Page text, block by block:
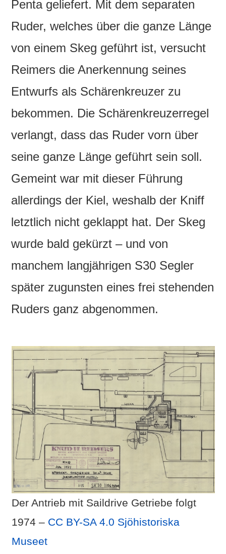
Penta geliefert. Mit dem separaten
Ruder, welches über die ganze Länge
von einem Skeg geführt ist, versucht
Reimers die Anerkennung seines
Entwurfs als Schärenkreuzer zu
bekommen. Die Schärenkreuzerregel
verlangt, dass das Ruder vorn über
seine ganze Länge geführt sein soll.
Gemeint war mit dieser Führung
allerdings der Kiel, weshalb der Kniff
letztlich nicht geklappt hat. Der Skeg
wurde bald gekürzt – und von
manchem langjährigen S30 Segler
später zugunsten eines frei stehenden
Ruders ganz abgenommen.
Der Antrieb mit Saildrive Getriebe folgt
1974 – CC BY-SA 4.0 Sjöhistoriska
Museet